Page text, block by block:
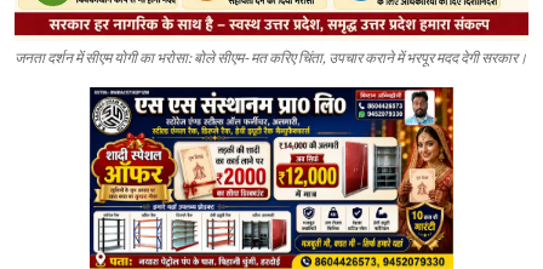
जनता दर्शन में सीएम योगी का भरोसा: बोले सीएम- मत करिए चिंता, उपचार कराने में भरपूर मदद देगी सरकार।